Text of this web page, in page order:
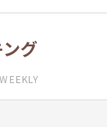
グ
WEEKLY